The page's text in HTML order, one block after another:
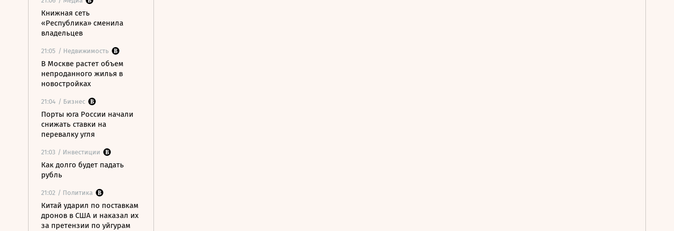
Книжная сеть
«Республика» сменила
владельцев
21:05 / Недвижимость
В Москве растет объем
непроданного жилья в
новостройках
21:04 / Бизнес
Порты юга России начали
снижать ставки на
перевалку угля
21:03 / Инвестиции
Как долго будет падать
рубль
21:02 / Политика
Китай ударил по поставкам
дронов в США и наказал их
за претензии по уйгурам